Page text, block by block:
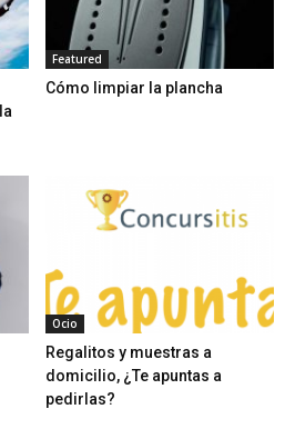
Featured
Cómo limpiar la plancha
Ocio
Regalitos y muestras a
domicilio, ¿Te apuntas a
pedirlas?